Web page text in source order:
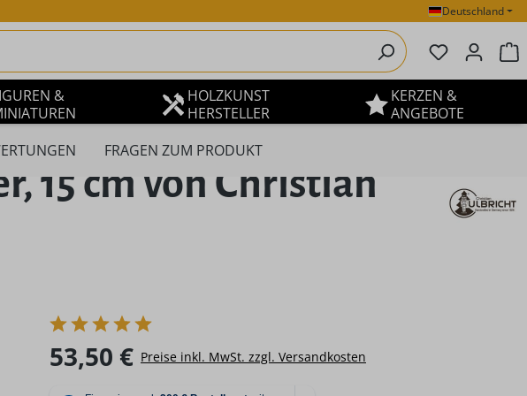
Deutschland
Du hast 0
&
HOLZKUNST
HERSTELLER
KERZEN &
ANGEBOTE
FRAGEN ZUM PRODUKT
15 cm von Christian
Regulärer Preis:
53,50 € Preise inkl. MwSt. zzgl. Versandkosten